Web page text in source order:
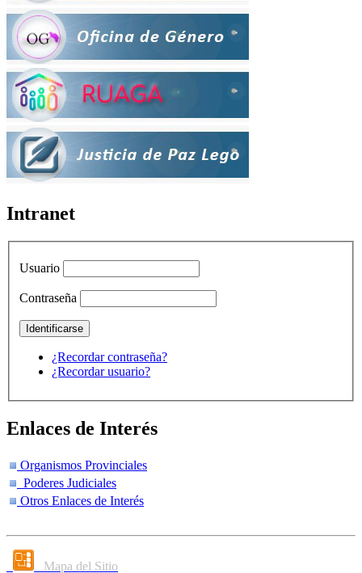
Intranet
Usuario
Contraseña
¿Recordar contraseña?
¿Recordar usuario?
Enlaces de Interés
Organismos Provinciales
Poderes Judiciales
Otros Enlaces de Interés
Mapa del Sitio